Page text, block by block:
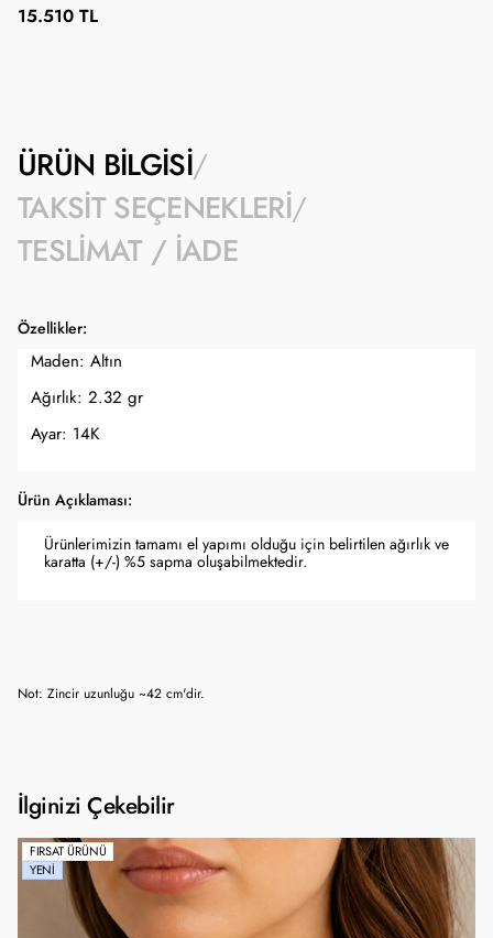
15.510 TL
ÜRÜN BILGISI
TAKSIT SEÇENEKLERI
TESLIMAT / İADE
Özellikler:
Maden: Altın
Ağırlık: 2.32 gr
Ayar: 14K
Ürün Açıklaması:
Ürünlerimizin tamamı el yapımı olduğu için belirtilen ağırlık ve
karatta (+/-) %5 sapma oluşabilmektedir.
Not: Zincir uzunluğu ~42 cm'dir.
İlginizi Çekebilir
FIRSAT ÜRÜNÜ
YENI